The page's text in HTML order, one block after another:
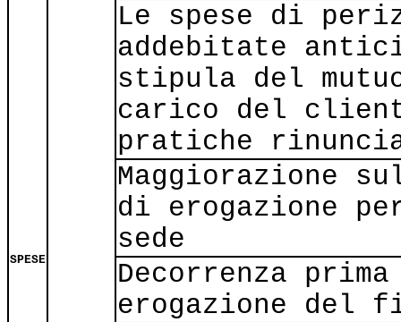
SPESE
Le spese di
addebitate
stipula del
carico del
pratiche
Maggiorazione
di erogazione
sede
Decorrenza
erogazione del